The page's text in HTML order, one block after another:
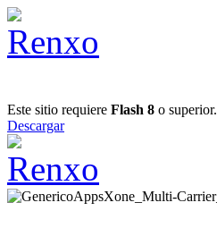
Este sitio requiere Flash 8 o superior.
Descargar